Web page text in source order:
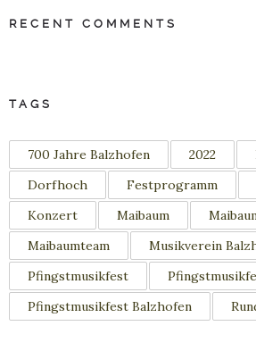
RECENT COMMENTS
TAGS
700 Jahre Balzhofen 2022
Dorfhoch
Festprogramm
Konzert
Maibaum
Maibaumteam
Musikverein
Pfingstmusikfest
Pfingstmusikfest Balzhofen